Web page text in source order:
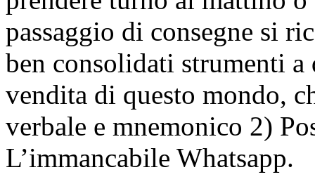
passaggio di consegne si
ben consolidati strumenti
vendita di questo mondo,
verbale e mnemonico 2)
L’immancabile Whatsapp.